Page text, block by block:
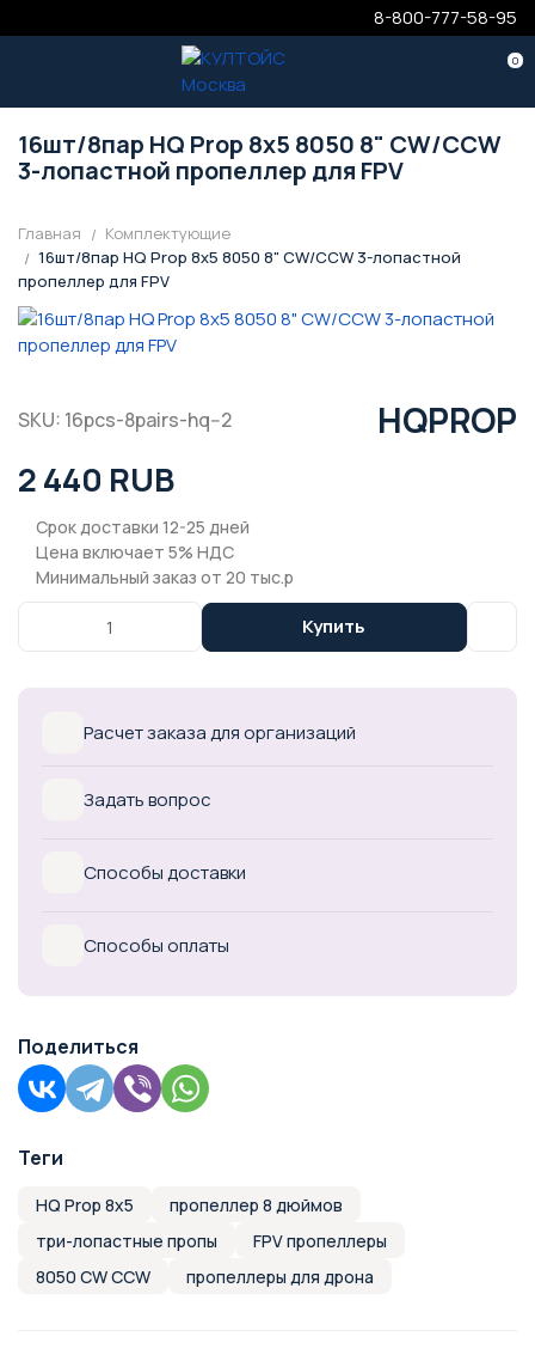
8-800-777-58-95
0
16шт/8пар HQ Prop 8x5 8050 8" CW/CCW
3-лопастной пропеллер для FPV
Главная
Комплектующие
16шт/8пар HQ Prop 8x5 8050 8" CW/CCW 3-лопастной
пропеллер для FPV
SKU: 16pcs-8pairs-hq--2 HQPROP
2 440 RUB
Срок доставки 12-25 дней
Цена включает 5% НДС
Минимальный заказ от 20 тыс.р
Купить
Расчет заказа для организаций
Задать вопрос
Способы доставки
Способы оплаты
Поделиться
Теги
HQ Prop 8x5
пропеллер 8 дюймов
три-лопастные пропы
FPV пропеллеры
8050 CW CCW
пропеллеры для дрона